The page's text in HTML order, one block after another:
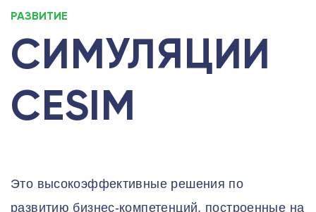
РАЗВИТИЕ
СИМУЛЯЦИИ
CESIM
Это высокоэффективные решения по
развитию бизнес-компетенций, построенные на